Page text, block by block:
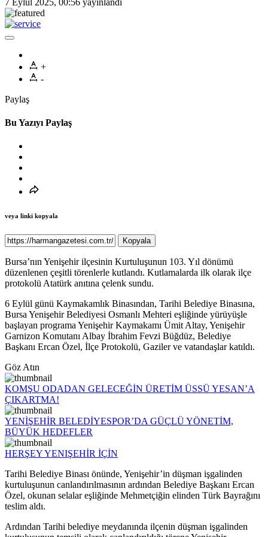
+
-
Paylaş
Bu Yazıyı Paylaş
veya linki kopyala
Kopyala
Bursa’nın Yenişehir ilçesinin Kurtuluşunun 103. Yıl dönümü
düzenlenen çeşitli törenlerle kutlandı. Kutlamalarda ilk olarak ilçe
protokolü Atatürk anıtına çelenk sundu.
6 Eylül günü Kaymakamlık Binasından, Tarihi Belediye Binasına,
Bursa Yenişehir Belediyesi Osmanlı Mehteri eşliğinde yürüyüşle
başlayan programa Yenişehir Kaymakamı Ümit Altay, Yenişehir
Garnizon Komutanı Albay İbrahim Fevzi Büğdüz, Belediye
Başkanı Ercan Özel, İlçe Protokolü, Gaziler ve vatandaşlar katıldı.
Göz Atın
KOMŞU ODADAN GELECEĞİN ÜRETİM ÜSSÜ YESAN’A
ÇIKARTMA!
YENİŞEHİR BELEDİYESPOR’DA GÜÇLÜ YÖNETİM,
BÜYÜK HEDEFLER
HERŞEY YENIŞEHİR İÇİN
Tarihi Belediye Binası önünde, Yenişehir’in düşman işgalinden
kurtuluşunun canlandırılmasının ardından Belediye Başkanı Ercan
Özel, okunan selalar eşliğinde Mehmetçiğin elinden Türk Bayrağını
teslim aldı.
Ardından Tarihi belediye meydanında ilçenin düşman işgalinden